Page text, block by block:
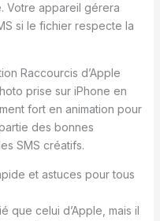
Votre appareil gérera
si le fichier respecte la
Raccourcis d’Apple
prise sur iPhone en
fort en animation pour
des bonnes
SMS créatifs.
et astuces pour tous
que celui d’Apple, mais il